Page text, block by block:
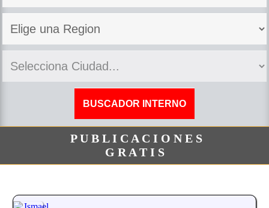
P U B L I C A C I O N E S
G R A T I S